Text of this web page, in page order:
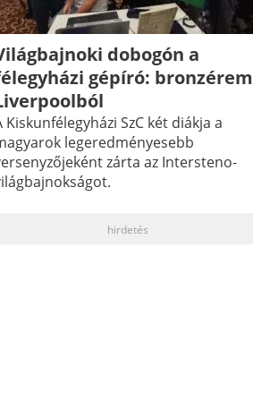
dobogón a
gépíró: bronzérem
Kiskunfélegyházi SzC két diákja a
legeredményesebb
zárta az Intersteno-
hirdetés